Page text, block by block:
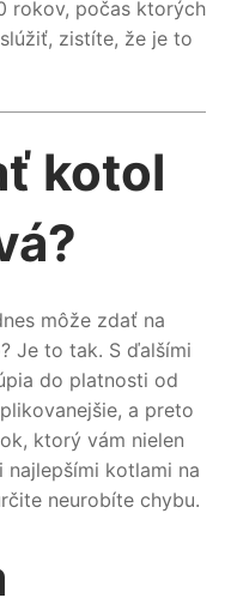
rokov, počas ktorých
zistíte, že je to
kotol
môže zdať na
Je to tak. S ďalšími
do platnosti od
a preto
ktorý vám nielen
kotlami na
neurobíte chybu.